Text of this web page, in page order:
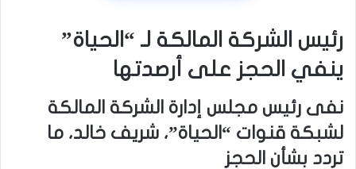
رئيس الشركة المالكة لـ “الحياة”
ينفي الحجز على أرصدتها
نفى رئيس مجلس إدارة الشركة المالكة
لشبكة قنوات “الحياة”، شريف خالد، ما
تردد بشأن الحجز